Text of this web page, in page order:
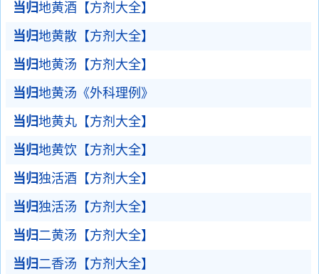
当归地黄酒【方剂大全】
当归地黄散【方剂大全】
当归地黄汤【方剂大全】
当归地黄汤《外科理例》
当归地黄丸【方剂大全】
当归地黄饮【方剂大全】
当归独活酒【方剂大全】
当归独活汤【方剂大全】
当归 二黄汤【方剂大全】
当归 二香汤【方剂大全】